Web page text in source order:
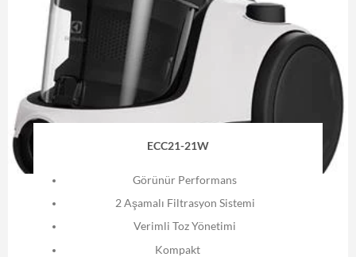
ECC21-21W
Görünür Performans
2 Aşamalı Filtrasyon Sistemi
Verimli Toz Yönetimi
Kompakt